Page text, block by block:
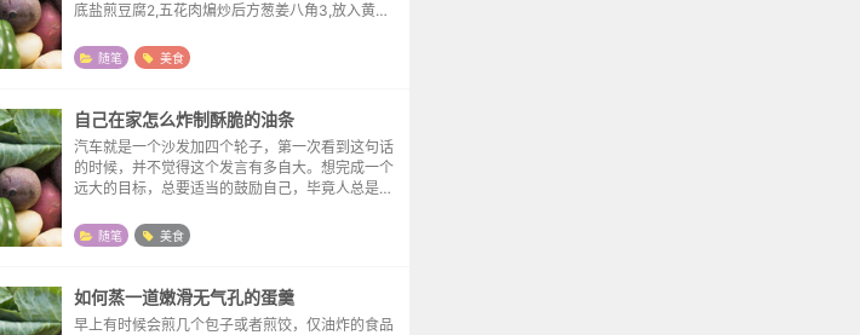
底盐煎豆腐2,五花肉煸炒后方葱姜八角3,放入黄花
平6,加盐味精白糖调味7,滚煮3~5分钟8,豆...
随笔 美食
自己在家怎么炸制酥脆的油条
汽车就是一个沙发加四个轮子，第一次看到这句话
的时候，并不觉得这个发言有多自大。想完成一个
远大的目标，总要适当的鼓励自己，毕竟人总是很
有一些革命浪漫主义精神，可能真实现不了一个
“小目标”。年轻...
随笔 美食
如何蒸一道嫩滑无气孔的蛋羹
早上有时候会煎几个包子或者煎饺，仅油炸的食品